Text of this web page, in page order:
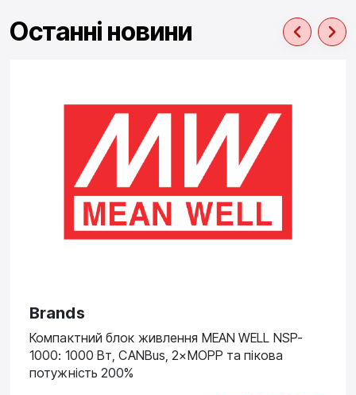
Останні новини
Brands
Компактний блок живлення MEAN WELL NSP-
1000: 1000 Вт, CANBus, 2×MOPP та пікова
потужність 200%